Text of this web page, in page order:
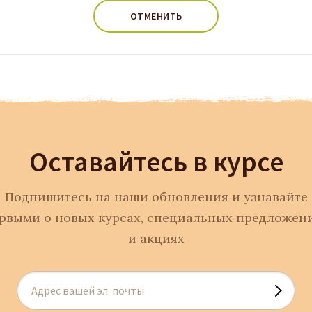
ОТМЕНИТЬ
Оставайтесь в курсе
Подпишитесь на наши обновления и узнавайте
о новых курсах, специальных
и акциях